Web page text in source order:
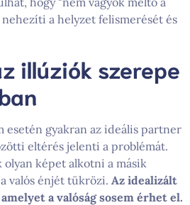
a helyzet felismerését és
illúziók szerepe
esetén gyakran az ideális partner
eltérés jelenti a problémát.
olyan képet alkotni a másik
valós énjét tükrözi. Az idealizált
a valóság sosem érhet el.